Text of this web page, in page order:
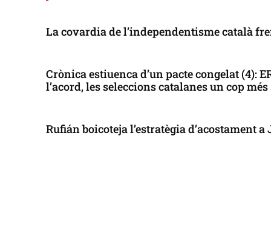
La covardia de l’independentisme català
Crònica estiuenca d’un pacte congelat (4):
l’acord, les seleccions catalanes un cop
Rufián boicoteja l’estratègia d’acostament